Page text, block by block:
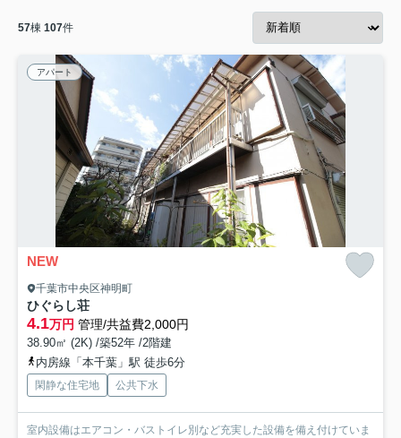
57棟 107件
アパート
NEW
千葉市中央区神明町
ひぐらし荘
4.1万円 管理/共益費2,000円
38.90㎡ (2K) /築52年 /2階建
内房線「本千葉」駅 徒歩6分
閑静な住宅地 公共下水
室内設備はエアコン・バストイレ別など充実した設備を備え付けていま